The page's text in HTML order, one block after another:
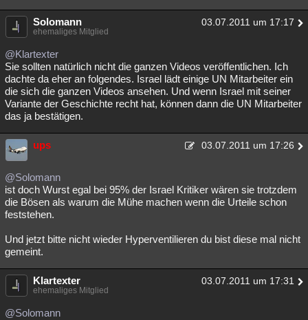
Solomann 03.07.2011 um 17:17
ehemaliges Mitglied
@Klartexter
Sie sollten natürlich nicht die ganzen Videos veröffentlichen. Ich
dachte da eher an folgendes. Israel lädt einige UN Mitarbeiter ein
die sich die ganzen Videos ansehen. Und wenn Israel mit seiner
Variante der Geschichte recht hat, können dann die UN Mitarbeiter
das ja bestätigen.
ups 03.07.2011 um 17:26
@Solomann
ist doch Wurst egal bei 95% der Israel Kritiker wären sie trotzdem
die Bösen als warum die Mühe machen wenn die Urteile schon
feststehen.
Und jetzt bitte nicht wieder Hyperventilieren du bist diese mal nicht
gemeint.
Klartexter 03.07.2011 um 17:31
ehemaliges Mitglied
@Solomann